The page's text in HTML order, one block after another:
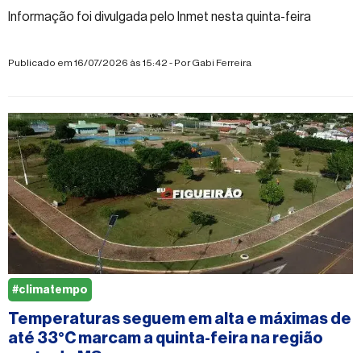
Informação foi divulgada pelo Inmet nesta quinta-feira
Publicado em 16/07/2026 às 15:42 - PorGabi Ferreira
Temperaturas seguem em alta e máximas de
até 33°C marcam a quinta-feira na região
#climatempo